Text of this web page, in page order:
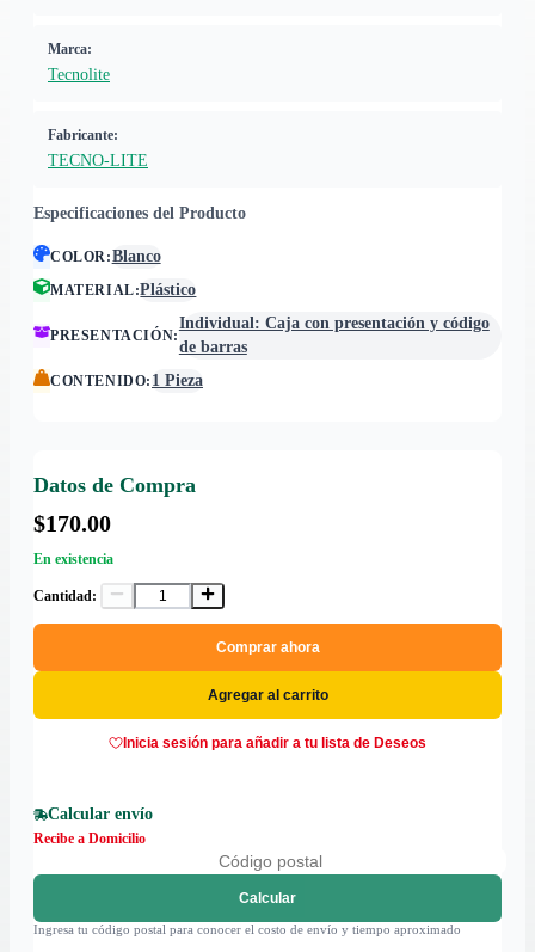
Marca:
Tecnolite
Fabricante:
TECNO-LITE
Especificaciones del Producto
COLOR:Blanco
MATERIAL:Plástico
PRESENTACIÓN:
Individual: Caja con presentación y código
de barras
CONTENIDO: 1 Pieza
Datos de Compra
$170.00
En existencia
Cantidad:
Comprar ahora
Agregar al carrito
Inicia sesión para añadir a tu lista de Deseos
Calcular envío
Recibe a Domicilio
Calcular
Ingresa tu código postal para conocer el costo de envío y tiempo aproximado